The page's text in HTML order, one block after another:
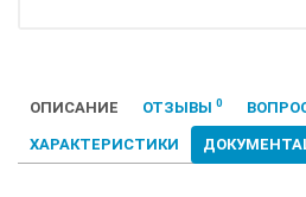
ОПИСАНИЕ ОТЗЫВЫ 0
ХАРАКТЕРИСТИКИ